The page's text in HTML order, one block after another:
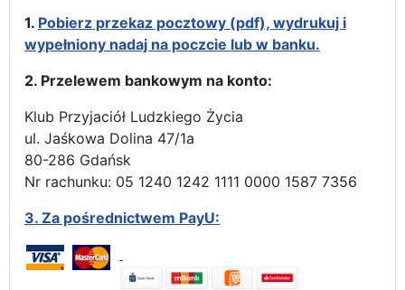
1. Pobierz przekaz pocztowy (pdf), wydrukuj i
wypełniony nadaj na poczcie lub w banku.
2. Przelewem bankowym na konto:
Klub Przyjaciół Ludzkiego Życia
ul. Jaśkowa Dolina 47/1a
80-286 Gdańsk
Nr rachunku: 05 1240 1242 1111 0000 1587 7356
3. Za pośrednictwem PayU: